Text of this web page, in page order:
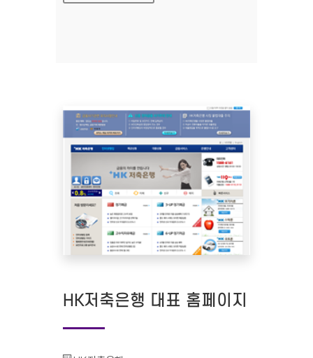
HK저축은행 대표 홈페이지